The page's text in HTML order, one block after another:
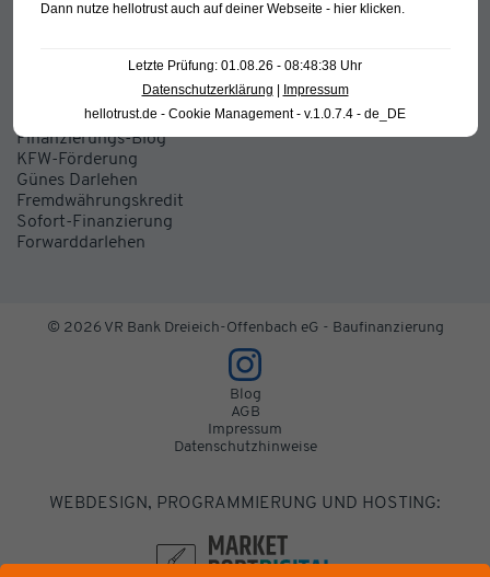
Zu unserer VR Bank Dreieich-Offenbach eG Seite
Weitere Informationen
Finanzierungs-Blog
KFW-Förderung
Günes Darlehen
Fremdwährungskredit
Sofort-Finanzierung
Forwarddarlehen
© 2026 VR Bank Dreieich-Offenbach eG - Baufinanzierung
Blog
AGB
Impressum
Datenschutzhinweise
WEBDESIGN, PROGRAMMIERUNG UND HOSTING:
Dann nutze hellotrust auch auf deiner Webseite - hier klicken.
Letzte Prüfung: 01.08.26 - 08:48:38 Uhr
Datenschutzerklärung
Impressum
hellotrust.de - Cookie Management - v.1.0.7.4 - de_DE